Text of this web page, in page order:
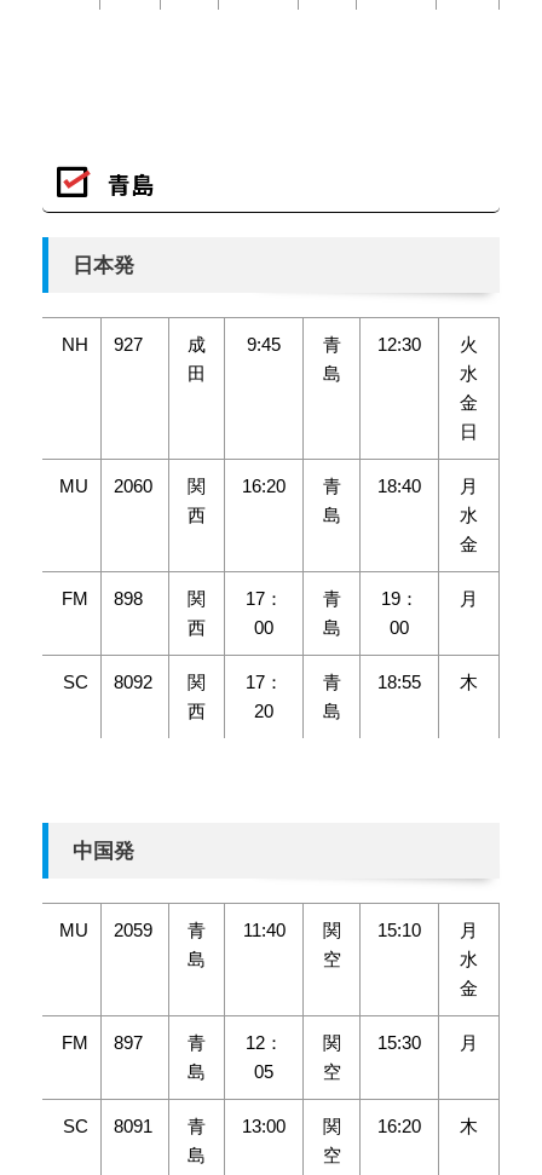
青島
日本発
NH 927
成
田
9:45
青
島
12:30
火
水
金
日
MU 2060
関
西
16:20
青
島
18:40
月
水
金
FM 898
関
西
17：
00
青
島
19：
00
月
SC 8092
関
西
17：
20
青
島
18:55 木
中国発
MU 2059
青
島
11:40
関
空
15:10
月
水
金
FM 897
青
島
12：
05
関
空
15:30 月
SC 8091
青
島
13:00
関
空
16:20 木